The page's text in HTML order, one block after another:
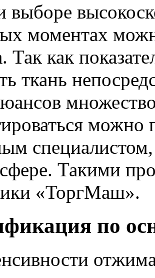
выборе
моментах
Так как
ткань
можно
Такими
«ТоргМаш».
по